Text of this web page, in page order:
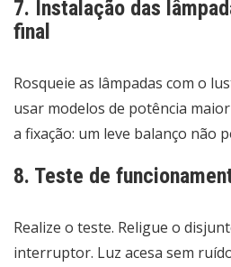
7. Instalação das
final
Rosqueie as lâmpadas com o
usar modelos de potência
a fixação: um leve balanço não
8. Teste de
Realize o teste. Religue o
interruptor. Luz acesa sem